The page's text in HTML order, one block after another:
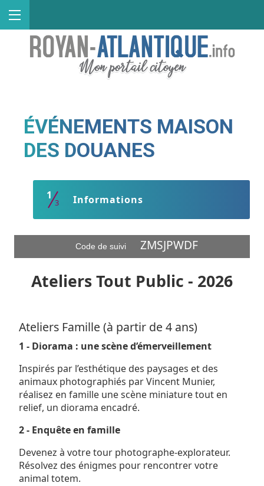
Ouvrir le menu
Mes démarches
ÉVÉNEMENTS MAISON
DES DOUANES
Code de suivi ZMSJPWDF
1
3 Informations(étape courante)
Ateliers Tout Public - 2026
Ateliers Famille (à partir de 4 ans)
1 - Diorama : une scène d’émerveillement
Inspirés par l’esthétique des paysages et des
animaux photographiés par Vincent Munier,
réalisez en famille une scène miniature tout en
relief, un diorama encadré.
2 - Enquête en famille
Devenez à votre tour photographe-explorateur.
Résolvez des énigmes pour rencontrer votre
animal totem.